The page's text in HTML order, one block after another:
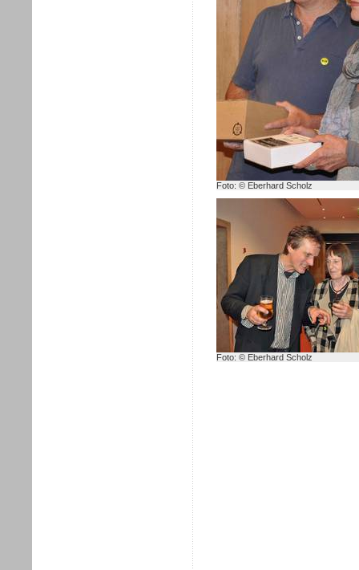
Foto: © Eberhard Scholz
Foto: © Eberhard Scholz